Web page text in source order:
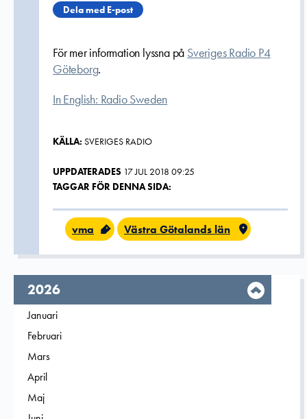
Dela med E-post
För mer information lyssna på Sveriges Radio P4
Göteborg.
In English: Radio Sweden
KÄLLA: SVERIGES RADIO
UPPDATERADES 17 JUL 2018 09:25
TAGGAR FÖR DENNA SIDA:
vma Västra Götalands län
År,
2026
Filtrera på
Januari
Filtrera på
Februari
Filtrera på
Mars
Filtrera på
April
Filtrera på
Maj